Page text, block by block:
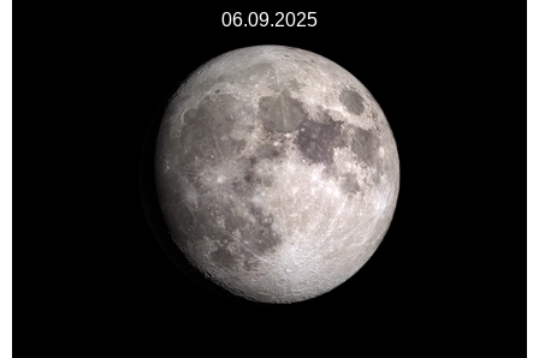
06.09.2025